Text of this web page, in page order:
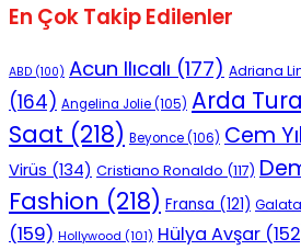
En Çok Takip Edilenler
ABD (100) Acun Ilıcalı (177) Adriana
(164) Angelina Jolie(105) Arda
Saat (218) Beyonce(106) Cem
Virüs (134) Cristiano Ronaldo (117)
Fashion (218) Fransa (121)
(159) Hollywood (101) Hülya Avşar